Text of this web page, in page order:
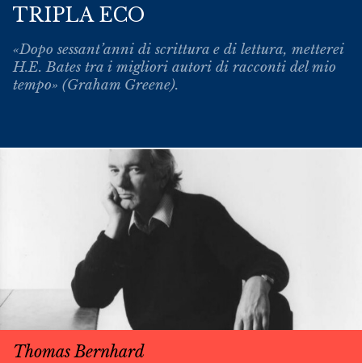
TRIPLA ECO
«Dopo sessant’anni di scrittura e di lettura, metterei
H.E. Bates tra i migliori autori di racconti del mio
tempo» (Graham Greene).
Thomas Bernhard